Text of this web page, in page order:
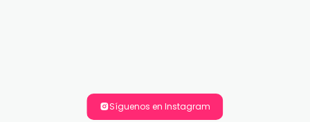
Síguenos en Instagram